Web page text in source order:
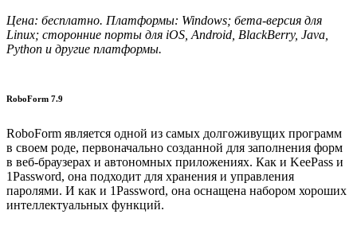
Цена: бесплатно. Платформы: Windows; бета-версия для
Linux; сторонние порты для iOS, Android, BlackBerry, Java,
Python и другие платформы.
RoboForm 7.9
RoboForm является одной из самых долгоживущих программ
в своем роде, первоначально созданной для заполнения форм
в веб-браузерах и автономных приложениях. Как и KeePass и
1Password, она подходит для хранения и управления
паролями. И как и 1Password, она оснащена набором хороших
интеллектуальных функций.